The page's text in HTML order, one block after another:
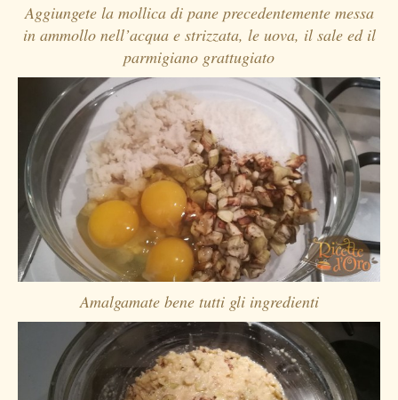
Aggiungete la mollica di pane precedentemente messa
in ammollo nell’acqua e strizzata, le uova, il sale ed il
parmigiano grattugiato
Amalgamate bene tutti gli ingredienti